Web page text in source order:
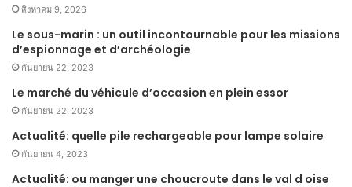
สิงหาคม 9, 2026
Le sous-marin : un outil incontournable pour les missions
d’espionnage et d’archéologie
กันยายน 22, 2023
Le marché du véhicule d’occasion en plein essor
กันยายน 22, 2023
Actualité: quelle pile rechargeable pour lampe solaire
กันยายน 4, 2023
Actualité: ou manger une choucroute dans le val d oise